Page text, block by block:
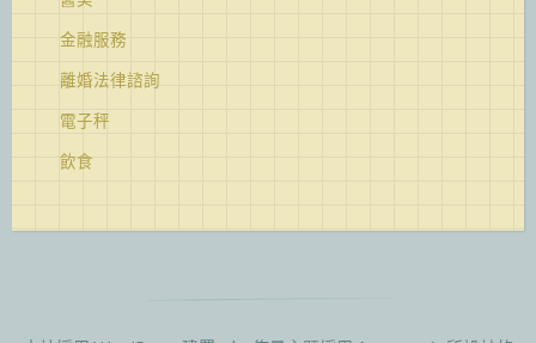
金融服務
離婚法律諮詢
電子秤
飲食